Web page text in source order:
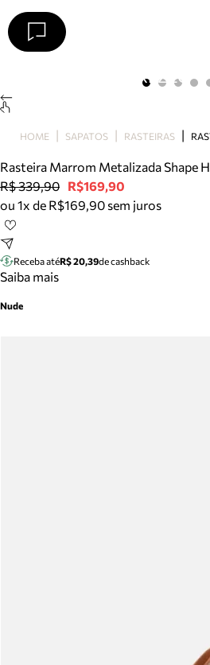
Papete
Scarpin
Mocassim
Bolsa
Tênis
Mule
Arezzo
HOME SAPATOS RASTEIRAS
Rasteira Marrom Metalizada Shape H
R$ 339,90 R$169,90
ou 1x de R$169,90 sem juros
Receba atéR$ 20,39de cashback
Saiba mais
Nude